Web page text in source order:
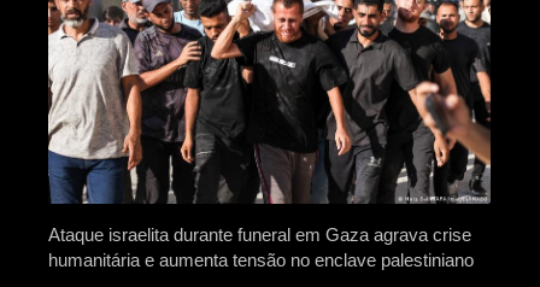
Ataque israelita durante funeral em Gaza agrava crise
humanitária e aumenta tensão no enclave palestiniano